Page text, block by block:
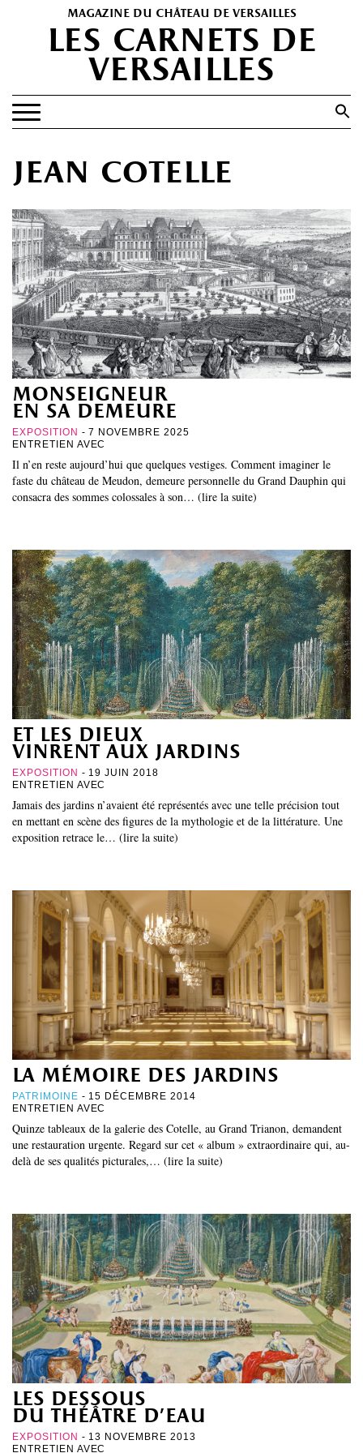
magazine du château de versailles
les carnets de
versailles
Search Button
PATRIMOINE
SPECTACLES
PORTFOLIOS
HISTOIRE(S)
LES +
ABONNEMENT GRATUIT AU MAGAZINE
jean cotelle
monseigneur
en sa demeure
EXPOSITION - 7 NOVEMBRE 2025
ENTRETIEN AVEC
Il n’en reste aujourd’hui que quelques vestiges. Comment imaginer le
faste du château de Meudon, demeure personnelle du Grand Dauphin qui
consacra des sommes colossales à son… (lire la suite)
et les dieux
vinrent aux jardins
EXPOSITION - 19 JUIN 2018
ENTRETIEN AVEC
Jamais des jardins n’avaient été représentés avec une telle précision tout
en mettant en scène des figures de la mythologie et de la littérature. Une
exposition retrace le… (lire la suite)
la mémoire des jardins
PATRIMOINE - 15 DÉCEMBRE 2014
ENTRETIEN AVEC
Quinze tableaux de la galerie des Cotelle, au Grand Trianon, demandent
une restauration urgente. Regard sur cet « album » extraordinaire qui, au-
delà de ses qualités picturales,… (lire la suite)
les dessous
du théâtre d’eau
EXPOSITION - 13 NOVEMBRE 2013
ENTRETIEN AVEC